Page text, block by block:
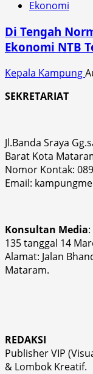
Ekonomi
Di Tengah
Ekonomi NTB
Kepala Kampung
SEKRETARIAT
Jl.Banda Sraya
Barat Kota
Nomor Kontak:
Email:
Konsultan Media
135 tanggal 14
Alamat: Jalan
Mataram.
REDAKSI
Publisher VIP
& Lombok Kreatif.